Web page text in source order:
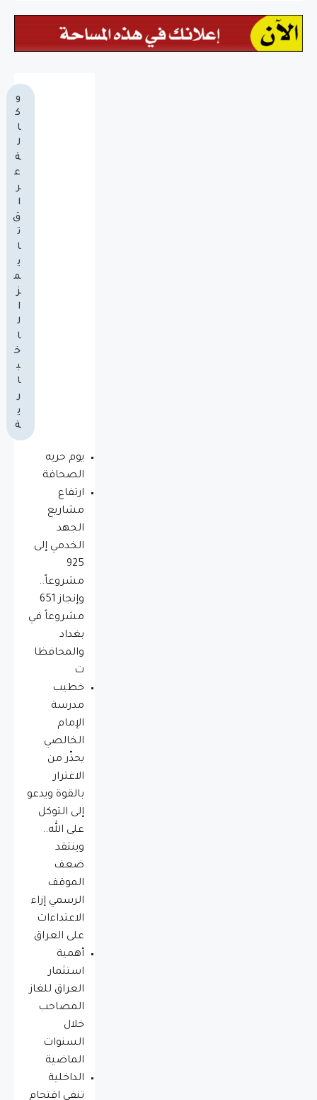
و
ك
ا
ل
ة
ع
ر
ا
ق
ت
ا
ي
م
ز
ا
ل
ا
خ
ب
ا
ر
ي
ة
يوم حريه
الصحافة
ارتفاع
مشاريع
الجهد
الخدمي إلى
925
مشروعاً..
وإنجاز 651
مشروعاً في
بغداد
والمحافظا
ت
خطيب
مدرسة
الإمام
الخالصي
يحذّر من
الاغترار
بالقوة ويدعو
إلى التوكل
على الله..
وينتقد
ضعف
الموقف
الرسمي إزاء
الاعتداءات
على العراق
أهمية
استثمار
العراق للغاز
المصاحب
خلال
السنوات
الماضية
الداخلية
تنفي اقتحام